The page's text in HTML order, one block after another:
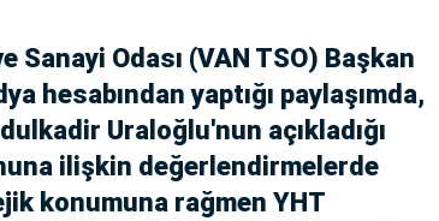
Sanayi Odası (VAN TSO) Başkan
hesabından yaptığı paylaşımda,
Uraloğlu'nun açıkladığı
ilişkin değerlendirmelerde
konumuna rağmen YHT